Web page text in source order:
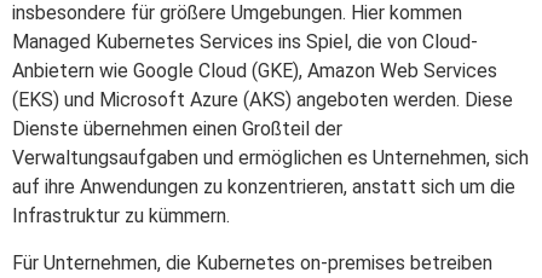
insbesondere für größere Umgebungen. Hier kommen
Managed Kubernetes Services ins Spiel, die von Cloud-
Anbietern wie Google Cloud (GKE), Amazon Web Services
(EKS) und Microsoft Azure (AKS) angeboten werden. Diese
Dienste übernehmen einen Großteil der
Verwaltungsaufgaben und ermöglichen es Unternehmen, sich
auf ihre Anwendungen zu konzentrieren, anstatt sich um die
Infrastruktur zu kümmern.
Für Unternehmen, die Kubernetes on-premises betreiben